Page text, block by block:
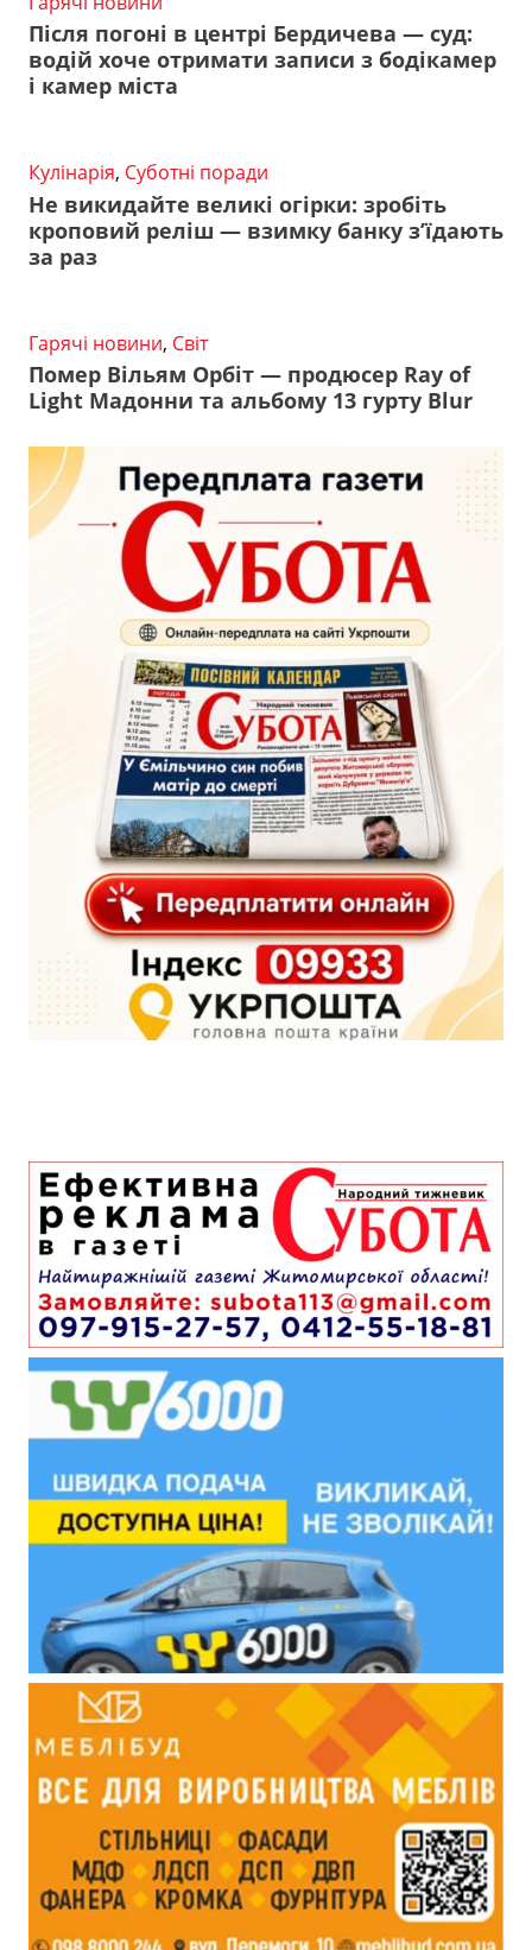
Після погоні в центрі Бердичева — суд:
водій хоче отримати записи з бодікамер
і камер міста
Кулінарія, Суботні поради
Не викидайте великі огірки: зробіть
кроповий реліш — взимку банку з’їдають
за раз
Гарячі новини, Світ
Помер Вільям Орбіт — продюсер Ray of
Light Мадонни та альбому 13 гурту Blur